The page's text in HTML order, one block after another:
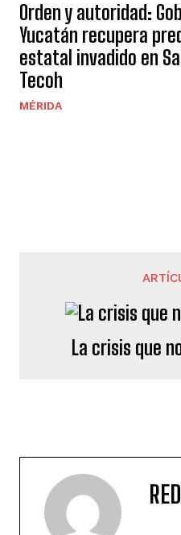
Orden y autoridad:
Yucatán recupera
estatal invadido en
Tecoh
MÉRIDA
La crisis que